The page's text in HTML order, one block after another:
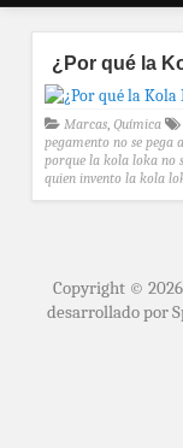
¿Por qué la
Marcas, Química
pegamento no se pega
porque la kola loka no
quien invento la kola
Copyright © 2026
desarrollado por